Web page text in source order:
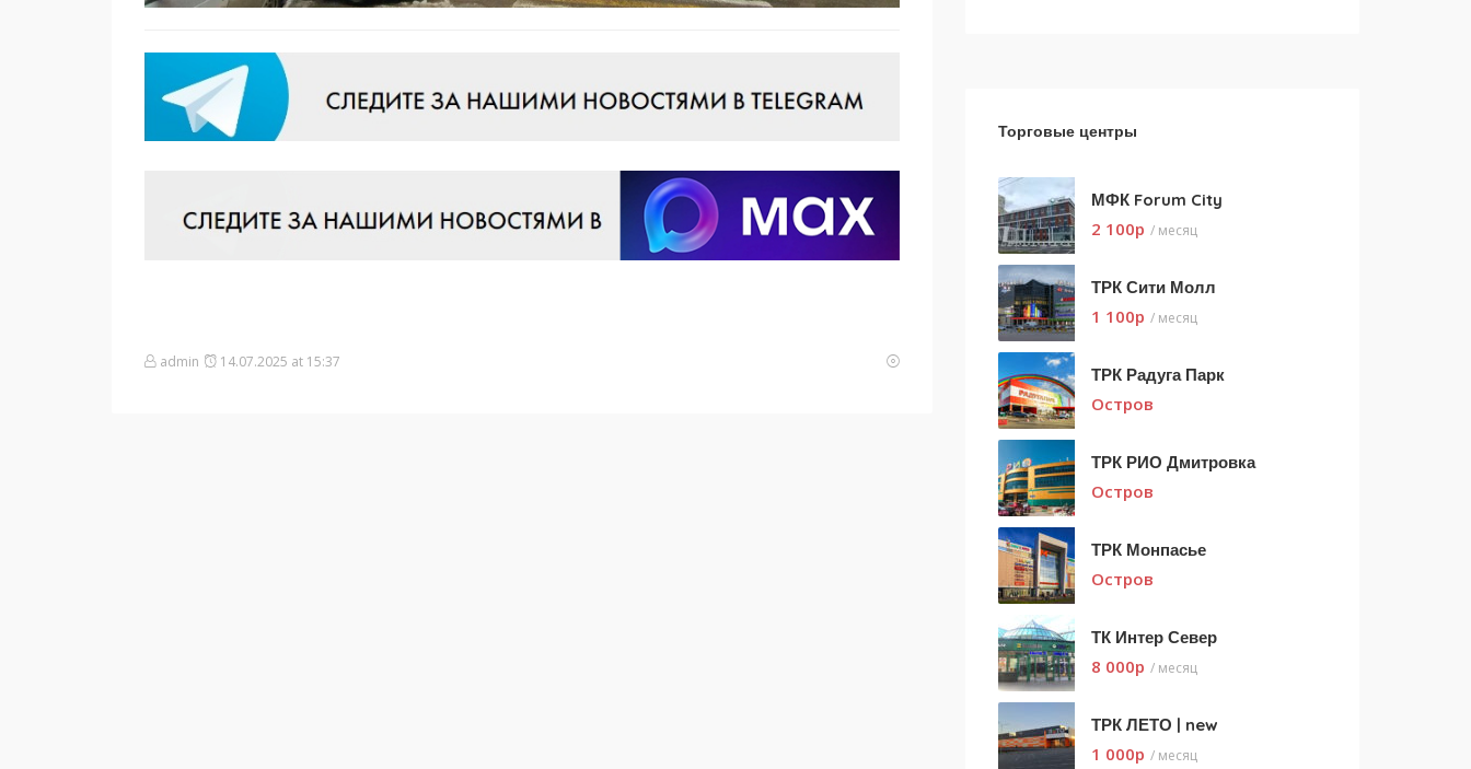
admin 14.07.2025 at 15:37
Торговые центры
МФК Forum City
2 100p / месяц
ТРК Сити Молл
1 100p / месяц
ТРК Радуга Парк
Остров
ТРК РИО Дмитровка
Остров
ТРК Монпасье
Остров
ТК Интер Север
8 000p / месяц
ТРК ЛЕТО | new
1 000p / месяц